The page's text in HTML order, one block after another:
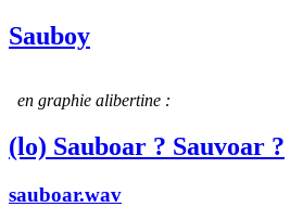
Sauboy
en graphie alibertine :
(lo) Sauboar ? Sauvoar ?
sauboar.wav